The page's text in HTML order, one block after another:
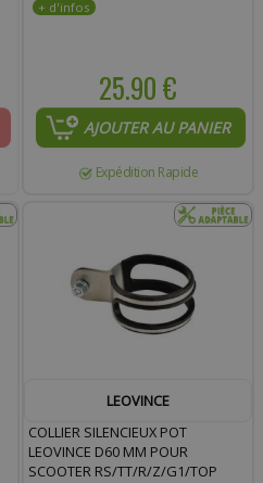
25.90 €
AJOUTER AU PANIER
Expédition Rapide
LEOVINCE
COLLIER SILENCIEUX POT
LEOVINCE D60 MM POUR
SCOOTER RS/TT/R/Z/G1/TOP